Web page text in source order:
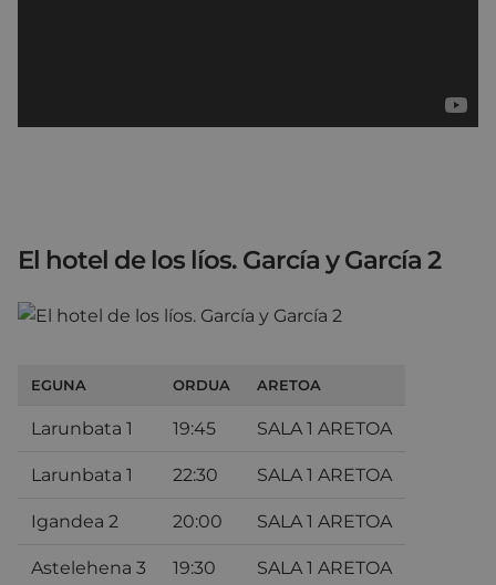
El hotel de los líos. García y García 2
EGUNA ORDUA ARETOA
Larunbata 1 19:45 SALA 1 ARETOA
Larunbata 1 22:30 SALA 1 ARETOA
Igandea 2 20:00 SALA 1 ARETOA
Astelehena 3 19:30 SALA 1 ARETOA